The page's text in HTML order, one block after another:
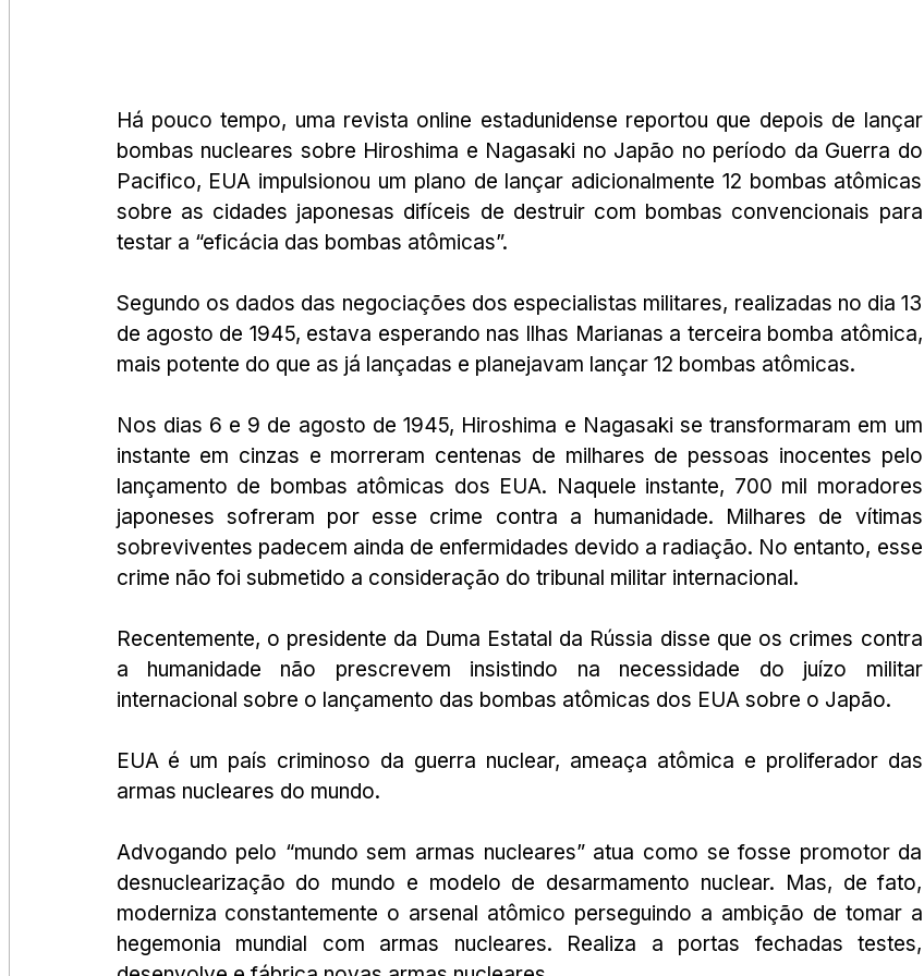
Há pouco tempo, uma revista online estadunidense reportou que depois de lançar
bombas nucleares sobre Hiroshima e Nagasaki no Japão no período da Guerra do
Pacifico, EUA impulsionou um plano de lançar adicionalmente 12 bombas atômicas
sobre as cidades japonesas difíceis de destruir com bombas convencionais para
testar a “eficácia das bombas atômicas”.
Segundo os dados das negociações dos especialistas militares, realizadas no dia 13
de agosto de 1945, estava esperando nas Ilhas Marianas a terceira bomba atômica,
mais potente do que as já lançadas e planejavam lançar 12 bombas atômicas.
Nos dias 6 e 9 de agosto de 1945, Hiroshima e Nagasaki se transformaram em um
instante em cinzas e morreram centenas de milhares de pessoas inocentes pelo
lançamento de bombas atômicas dos EUA. Naquele instante, 700 mil moradores
japoneses sofreram por esse crime contra a humanidade. Milhares de vítimas
sobreviventes padecem ainda de enfermidades devido a radiação. No entanto, esse
crime não foi submetido a consideração do tribunal militar internacional.
Recentemente, o presidente da Duma Estatal da Rússia disse que os crimes contra
a humanidade não prescrevem insistindo na necessidade do juízo militar
internacional sobre o lançamento das bombas atômicas dos EUA sobre o Japão.
EUA é um país criminoso da guerra nuclear, ameaça atômica e proliferador das
armas nucleares do mundo.
Advogando pelo “mundo sem armas nucleares” atua como se fosse promotor da
desnuclearização do mundo e modelo de desarmamento nuclear. Mas, de fato,
moderniza constantemente o arsenal atômico perseguindo a ambição de tomar a
hegemonia mundial com armas nucleares. Realiza a portas fechadas testes,